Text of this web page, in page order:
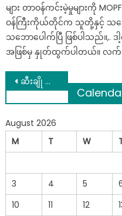
များ တာဝန်ကင်းမဲ့မှုများကို
ဝန်ကြီးကိုယ်တိုင်က သူတို့နှင့် သ
သဘောပေါက်ပြီ ဖြစ်ပါသည်။,. ဒ
အဖြစ်မှ နှုတ်ထွက်ပါတယ်။ လက်ခံပ
Post
navigation
ဆီးချို သွေးချို ကတော့ ပြေးသွားပြီလို့ပြောတဲ့ကိုဖိုးမာ
August 2026
M
T W
3
4 5
10
11 12